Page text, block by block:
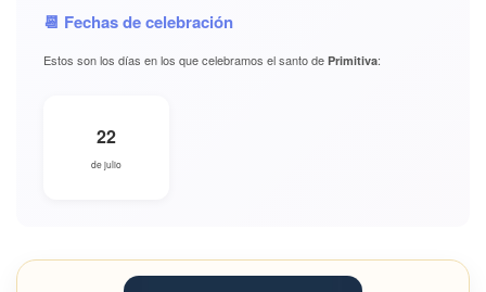
📆 Fechas de celebración
Estos son los días en los que celebramos el santo de Primitiva:
22
de julio